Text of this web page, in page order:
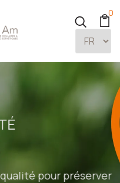
0
pour préserver